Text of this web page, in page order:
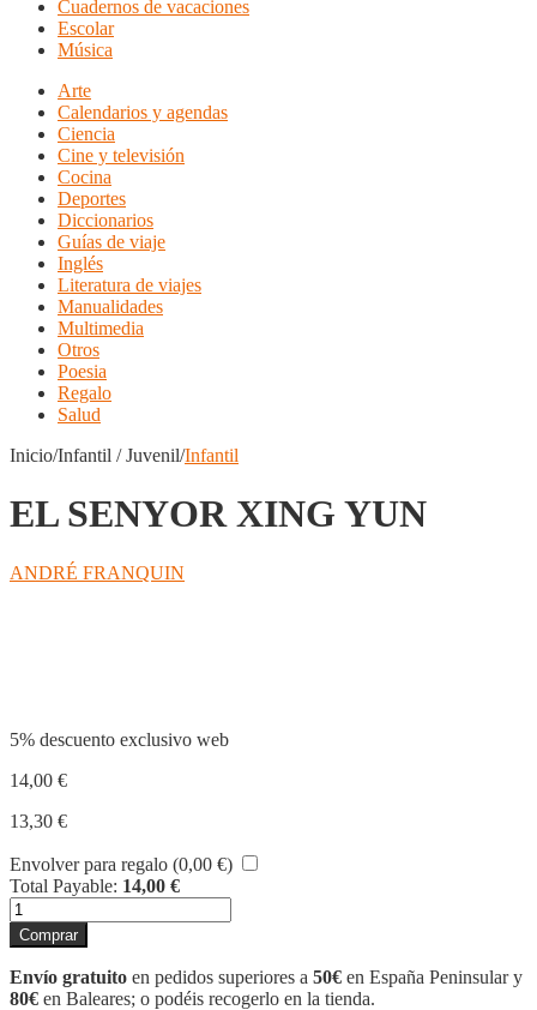
Cuadernos de vacaciones
Escolar
Música
Arte
Calendarios y agendas
Ciencia
Cine y televisión
Cocina
Deportes
Diccionarios
Guías de viaje
Inglés
Literatura de viajes
Manualidades
Multimedia
Otros
Poesia
Regalo
Salud
Inicio/Infantil / Juvenil/Infantil
EL SENYOR XING YUN
ANDRÉ FRANQUIN
5% descuento exclusivo web
14,00 €
13,30 €
Envolver para regalo (0,00 €)
Total Payable: 14,00 €
EL
SENYOR
XING
YUN
cantidad
Comprar
Envío gratuito en pedidos superiores a 50€ en España Peninsular y
80€ en Baleares; o podéis recogerlo en la tienda.